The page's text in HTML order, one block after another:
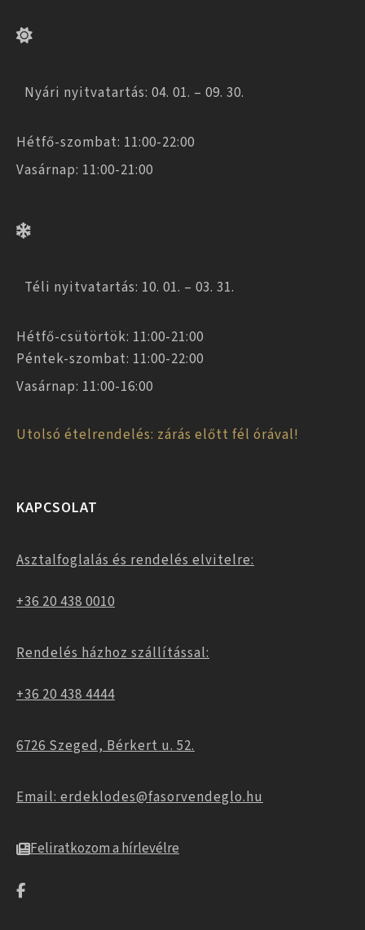
Nyári nyitvatartás: 04. 01. – 09. 30.
Hétfő-szombat: 11:00-22:00
Vasárnap: 11:00-21:00
Téli nyitvatartás: 10. 01. – 03. 31.
Hétfő-csütörtök: 11:00-21:00
Péntek-szombat: 11:00-22:00
Vasárnap: 11:00-16:00
Utolsó ételrendelés: zárás előtt fél órával!
KAPCSOLAT
Asztalfoglalás és rendelés elvitelre:
+36 20 438 0010
Rendelés házhoz szállítással:
+36 20 438 4444
6726 Szeged, Bérkert u. 52.
Email: erdeklodes@fasorvendeglo.hu
Feliratkozom a hírlevélre